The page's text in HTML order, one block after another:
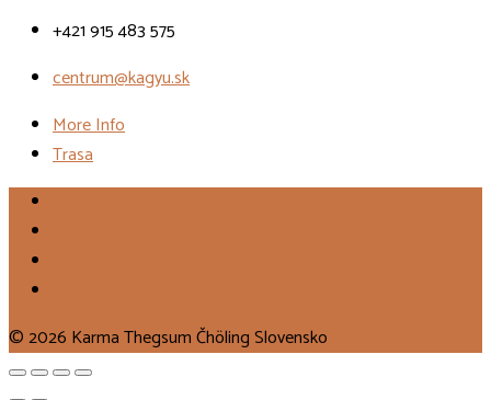
+421 915 483 575
centrum@kagyu.sk
More Info
Trasa
© 2026 Karma Thegsum Čhöling Slovensko